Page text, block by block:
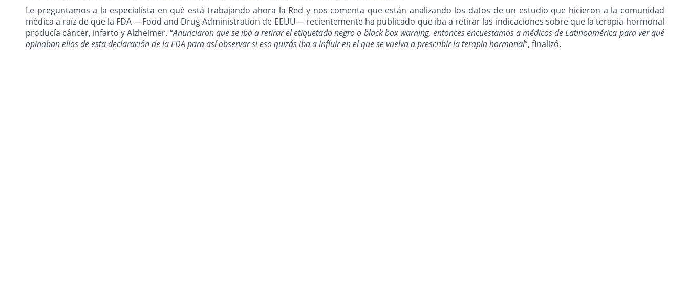
Le preguntamos a la especialista en qué está trabajando ahora la Red y nos comenta que están analizando los datos de un estudio que hicieron a la comunidad
médica a raíz de que la FDA —Food and Drug Administration de EEUU— recientemente ha publicado que iba a retirar las indicaciones sobre que la terapia hormonal
producía cáncer, infarto y Alzheimer. “Anunciaron que se iba a retirar el etiquetado negro o black box warning, entonces encuestamos a médicos de Latinoamérica para ver qué
opinaban ellos de esta declaración de la FDA para así observar si eso quizás iba a influir en el que se vuelva a prescribir la terapia hormonal”, finalizó.